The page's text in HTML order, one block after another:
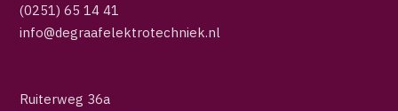
(0251) 65 14 41
info@degraafelektrotechniek.nl
Ruiterweg 36a